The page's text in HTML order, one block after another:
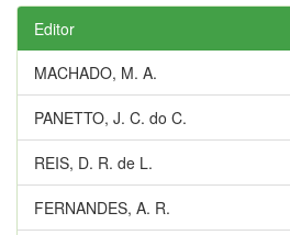
Editor
MACHADO, M. A.
PANETTO, J. C. do C.
REIS, D. R. de L.
FERNANDES, A. R.